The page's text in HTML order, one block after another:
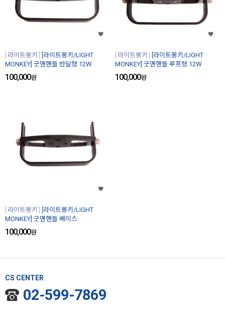
라이트몽키
[라이트몽키/LIGHT
MONKEY] 굿맨핸들 반달형 12W
100,000원
라이트몽키
[라이트몽키/LIGHT
MONKEY] 굿맨핸들 루프형 12W
100,000원
라이트몽키
[라이트몽키/LIGHT
MONKEY] 굿맨핸들 베이스
100,000원
CS CENTER
02-599-7869